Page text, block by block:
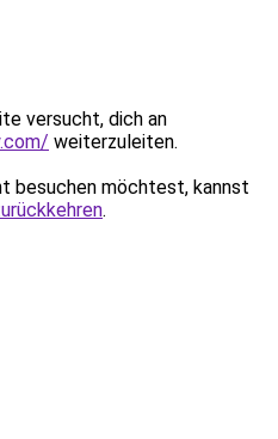
versucht, dich an
weiterzuleiten.
besuchen möchtest, kannst
.